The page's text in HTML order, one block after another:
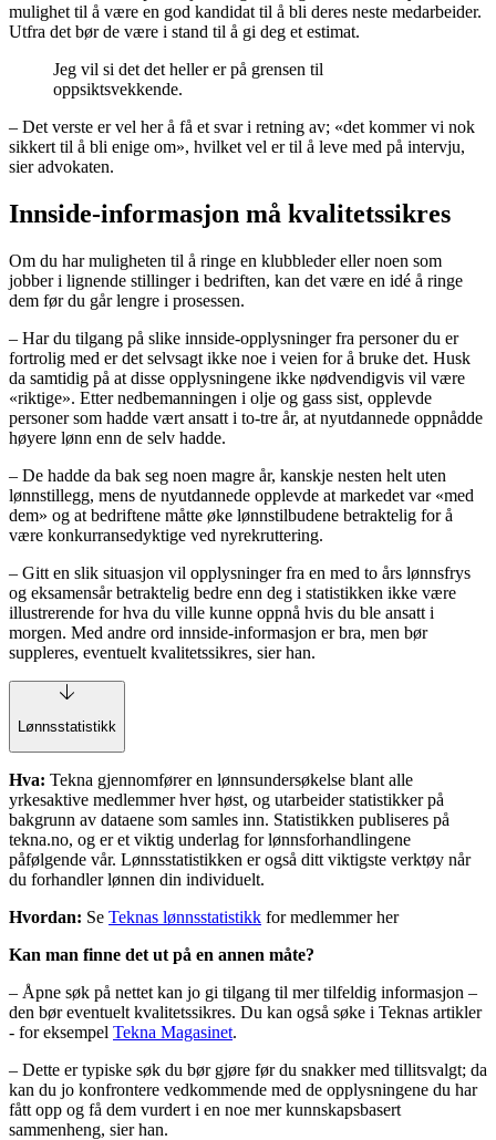
mulighet til å være en god kandidat til å bli deres neste medarbeider.
Utfra det bør de være i stand til å gi deg et estimat.
Jeg vil si det det heller er på grensen til
oppsiktsvekkende.
– Det verste er vel her å få et svar i retning av; «det kommer vi nok
sikkert til å bli enige om», hvilket vel er til å leve med på intervju,
sier advokaten.
Innside-informasjon må kvalitetssikres
Om du har muligheten til å ringe en klubbleder eller noen som
jobber i lignende stillinger i bedriften, kan det være en idé å ringe
dem før du går lengre i prosessen.
– Har du tilgang på slike innside-opplysninger fra personer du er
fortrolig med er det selvsagt ikke noe i veien for å bruke det. Husk
da samtidig på at disse opplysningene ikke nødvendigvis vil være
«riktige». Etter nedbemanningen i olje og gass sist, opplevde
personer som hadde vært ansatt i to-tre år, at nyutdannede oppnådde
høyere lønn enn de selv hadde.
– De hadde da bak seg noen magre år, kanskje nesten helt uten
lønnstillegg, mens de nyutdannede opplevde at markedet var «med
dem» og at bedriftene måtte øke lønnstilbudene betraktelig for å
være konkurransedyktige ved nyrekruttering.
– Gitt en slik situasjon vil opplysninger fra en med to års lønnsfrys
og eksamensår betraktelig bedre enn deg i statistikken ikke være
illustrerende for hva du ville kunne oppnå hvis du ble ansatt i
morgen. Med andre ord innside-informasjon er bra, men bør
suppleres, eventuelt kvalitetssikres, sier han.
Lønnsstatistikk
Hva: Tekna gjennomfører en lønnsundersøkelse blant alle
yrkesaktive medlemmer hver høst, og utarbeider statistikker på
bakgrunn av dataene som samles inn. Statistikken publiseres på
tekna.no, og er et viktig underlag for lønnsforhandlingene
påfølgende vår. Lønnsstatistikken er også ditt viktigste verktøy når
du forhandler lønnen din individuelt.
Hvordan: Se Teknas lønnsstatistikk for medlemmer her
Kan man finne det ut på en annen måte?
– Åpne søk på nettet kan jo gi tilgang til mer tilfeldig informasjon –
den bør eventuelt kvalitetssikres. Du kan også søke i Teknas artikler
- for eksempel Tekna Magasinet.
– Dette er typiske søk du bør gjøre før du snakker med tillitsvalgt; da
kan du jo konfrontere vedkommende med de opplysningene du har
fått opp og få dem vurdert i en noe mer kunnskapsbasert
sammenheng, sier han.